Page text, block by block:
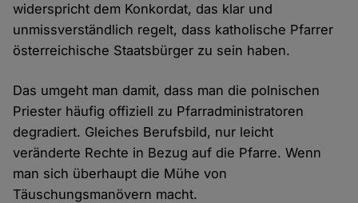
widerspricht dem Konkordat, das klar und
unmissverständlich regelt, dass katholische Pfarrer
österreichische Staatsbürger zu sein haben.
Das umgeht man damit, dass man die polnischen
Priester häufig offiziell zu Pfarradministratoren
degradiert. Gleiches Berufsbild, nur leicht
veränderte Rechte in Bezug auf die Pfarre. Wenn
man sich überhaupt die Mühe von
Täuschungsmanövern macht.